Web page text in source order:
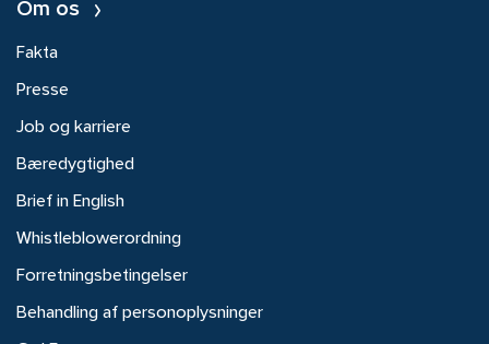
Om os
Fakta
Presse
Job og karriere
Bæredygtighed
Brief in English
Whistleblowerordning
Forretningsbetingelser
Behandling af personoplysninger